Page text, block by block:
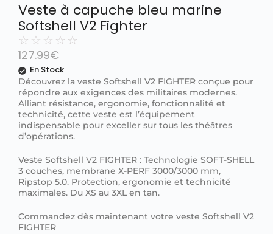
Veste à capuche bleu marine
Softshell V2 Fighter
☆ ☆ ☆ ☆ ☆
127.99€
En Stock
Découvrez la veste Softshell V2 FIGHTER conçue pour
répondre aux exigences des militaires modernes.
Alliant résistance, ergonomie, fonctionnalité et
technicité, cette veste est l’équipement
indispensable pour exceller sur tous les théâtres
d’opérations.
Veste Softshell V2 FIGHTER : Technologie SOFT-SHELL
3 couches, membrane X-PERF 3000/3000 mm,
Ripstop 5.0. Protection, ergonomie et technicité
maximales. Du XS au 3XL en tan.
Commandez dès maintenant votre veste Softshell V2
FIGHTER